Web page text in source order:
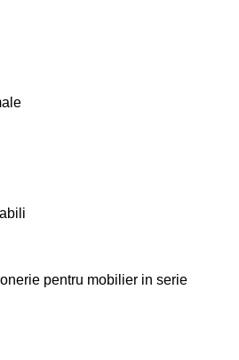
pentru mobilier in serie